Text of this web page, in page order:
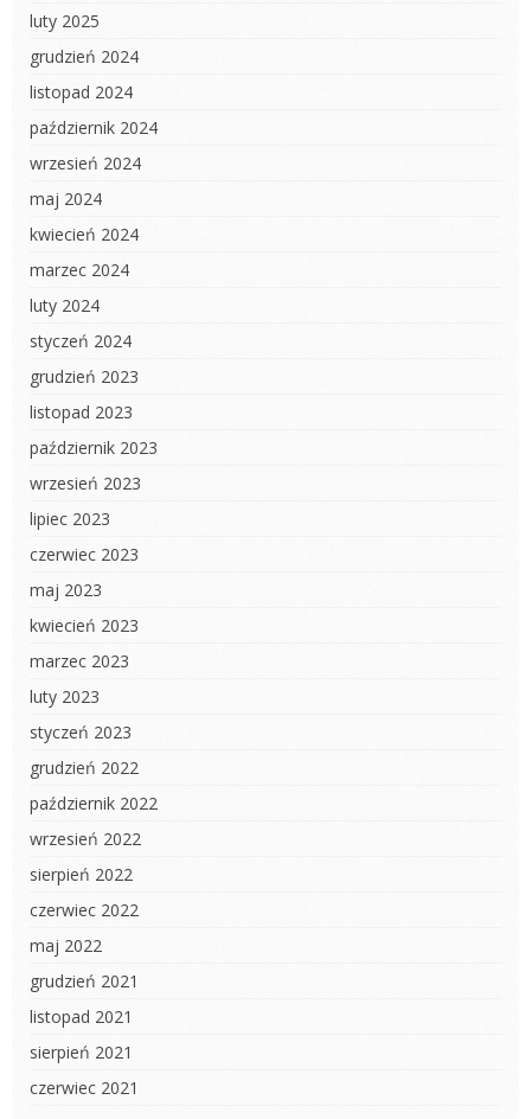
luty 2025
grudzień 2024
listopad 2024
październik 2024
wrzesień 2024
maj 2024
kwiecień 2024
marzec 2024
luty 2024
styczeń 2024
grudzień 2023
listopad 2023
październik 2023
wrzesień 2023
lipiec 2023
czerwiec 2023
maj 2023
kwiecień 2023
marzec 2023
luty 2023
styczeń 2023
grudzień 2022
październik 2022
wrzesień 2022
sierpień 2022
czerwiec 2022
maj 2022
grudzień 2021
listopad 2021
sierpień 2021
czerwiec 2021